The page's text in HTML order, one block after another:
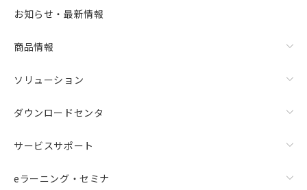
お知らせ・最新情報
商品情報
ソリューション
ダウンロードセンタ
サービスサポート
eラーニング・セミナ